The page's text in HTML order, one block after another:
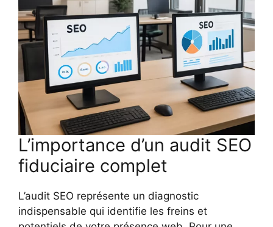
L’importance d’un audit SEO
fiduciaire complet
L’audit SEO représente un diagnostic
indispensable qui identifie les freins et